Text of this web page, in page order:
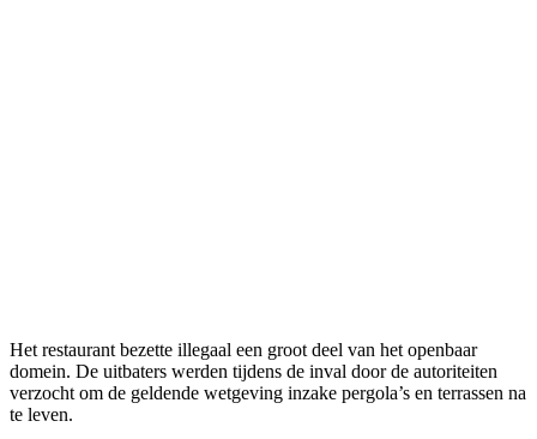
Het restaurant bezette illegaal een groot deel van het openbaar
domein. De uitbaters werden tijdens de inval door de autoriteiten
verzocht om de geldende wetgeving inzake pergola’s en terrassen na
te leven.